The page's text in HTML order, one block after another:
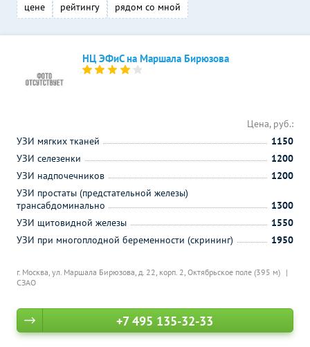
цене рейтингу рядом со мной
НЦ ЭФиС на Маршала Бирюзова
г. Москва, ул. Маршала Бирюзова, д. 22, корп. 2, Октябрьское поле (395 м)
СЗАО
Цена, руб.:
УЗИ мягких тканей
1150
УЗИ селезенки
1200
УЗИ надпочечников
1200
УЗИ простаты (предстательной железы)
трансабдоминально
1300
УЗИ щитовидной железы
1550
УЗИ при многоплодной беременности (скрининг)
1950
+7 495 135-32-33